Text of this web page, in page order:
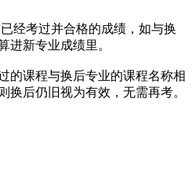
经考过并合格的成绩，如与换
进新专业成绩里。
的课程与换后专业的课程名称相
换后仍旧视为有效，无需再考。